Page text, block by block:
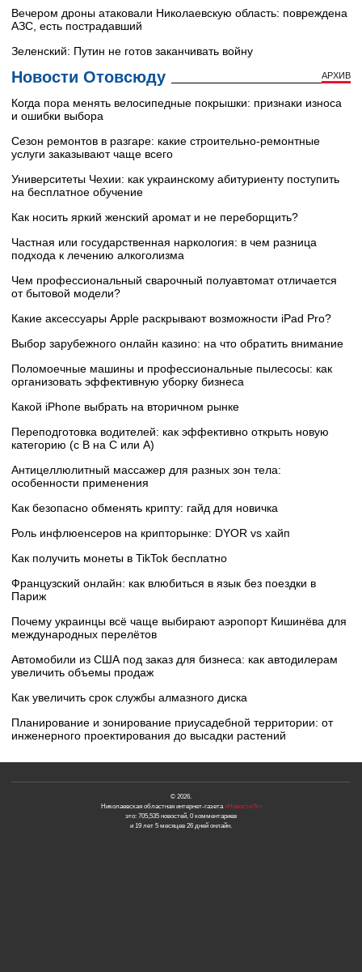
Вечером дроны атаковали Николаевскую область: повреждена
АЗС, есть пострадавший
Зеленский: Путин не готов заканчивать войну
Новости Отовсюду АРХИВ
Когда пора менять велосипедные покрышки: признаки износа
и ошибки выбора
Сезон ремонтов в разгаре: какие строительно-ремонтные
услуги заказывают чаще всего
Университеты Чехии: как украинскому абитуриенту поступить
на бесплатное обучение
Как носить яркий женский аромат и не переборщить?
Частная или государственная наркология: в чем разница
подхода к лечению алкоголизма
Чем профессиональный сварочный полуавтомат отличается
от бытовой модели?
Какие аксессуары Apple раскрывают возможности iPad Pro?
Выбор зарубежного онлайн казино: на что обратить внимание
Поломоечные машины и профессиональные пылесосы: как
организовать эффективную уборку бизнеса
Какой iPhone выбрать на вторичном рынке
Переподготовка водителей: как эффективно открыть новую
категорию (с B на C или А)
Антицеллюлитный массажер для разных зон тела:
особенности применения
Как безопасно обменять крипту: гайд для новичка
Роль инфлюенсеров на крипторынке: DYOR vs хайп
Как получить монеты в TikTok бесплатно
Французский онлайн: как влюбиться в язык без поездки в
Париж
Почему украинцы всё чаще выбирают аэропорт Кишинёва для
международных перелётов
Автомобили из США под заказ для бизнеса: как автодилерам
увеличить объемы продаж
Как увеличить срок службы алмазного диска
Планирование и зонирование приусадебной территории: от
инженерного проектирования до высадки растений
© 2026.
Николаевская областная интернет-газета«Новости N»
это: 705,535 новостей, 0 комментариев
и 19 лет 5 месяцев 26 дней онлайн.